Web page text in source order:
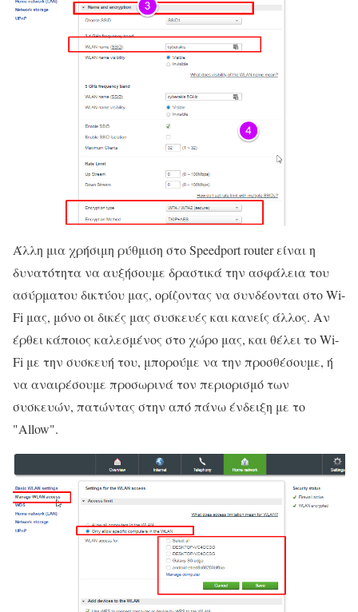
Άλλη μια χρήσιμη ρύθμιση στο Speedport router είναι η
δυνατότητα να αυξήσουμε δραστικά την ασφάλεια του
ασύρματου δικτύου μας, ορίζοντας να συνδέονται στο Wi-
Fi μας, μόνο οι δικές μας συσκευές και κανείς άλλος. Αν
έρθει κάποιος καλεσμένος στο χώρο μας, και θέλει το Wi-
Fi με την συσκευή του, μπορούμε να την προσθέσουμε, ή
να αναιρέσουμε προσωρινά τον περιορισμό των
συσκευών, πατώντας στην από πάνω ένδειξη με το
"Allow".